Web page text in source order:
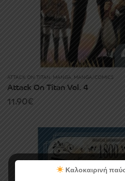
ATTACK ON TITAN MANGA, MANGA/COMICS
Attack On Titan Vol. 4
11.90€
Καλοκαιρινή